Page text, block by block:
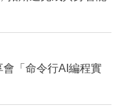
「命令行AI編程實